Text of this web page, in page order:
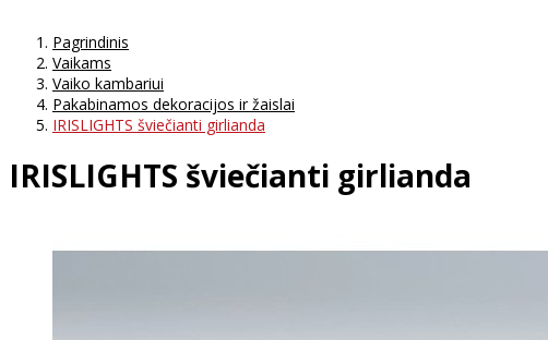
Pagrindinis
Vaikams
Vaiko kambariui
Pakabinamos dekoracijos ir žaislai
IRISLIGHTS šviečianti girlianda
IRISLIGHTS šviečianti girlianda